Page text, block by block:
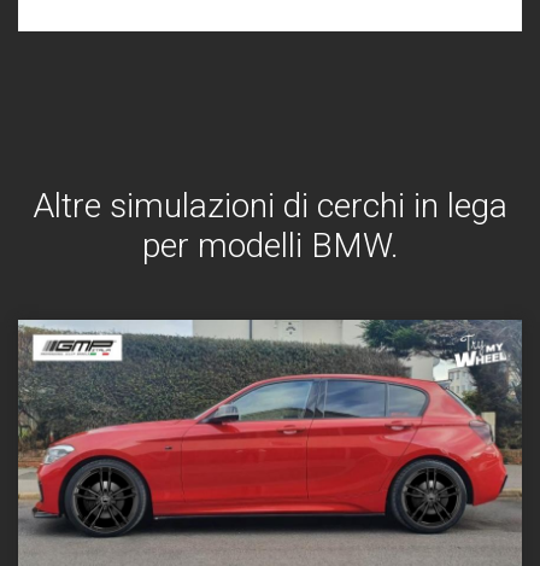
Altre simulazioni di cerchi in lega
per modelli BMW.